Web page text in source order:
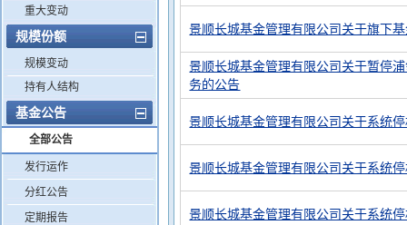
重大变动
规模份额
规模变动
持有人结构
基金公告
全部公告
发行运作
分红公告
定期报告
景顺长城基金管理有限公司关于旗下
景顺长城基金管理有限公司关于暂停
务的公告
景顺长城基金管理有限公司关于系统
景顺长城基金管理有限公司关于系统
景顺长城基金管理有限公司关于系统